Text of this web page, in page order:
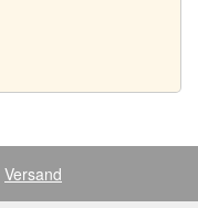
Versand